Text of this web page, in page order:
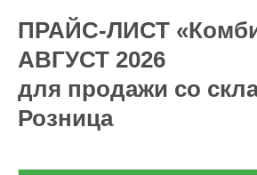
ПРАЙС-ЛИСТ
АВГУСТ 2026
для продажи со
Розница
ВАКАНСИИ
ЗАКУПКИ
ХОЗЯЙСТВАМ